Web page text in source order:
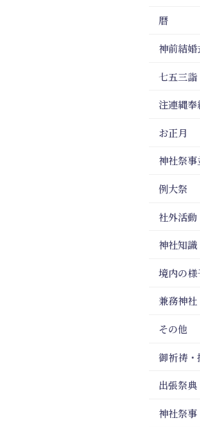
暦
神前結婚
七五三詣
注連縄
お正月
神社祭
例大祭
社外活動
神社知
境内の様
兼務神社
その他
御祈祷
出張祭典
神社祭事